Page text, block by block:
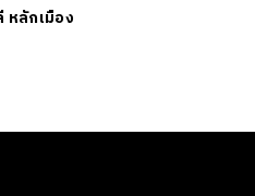
หลักเมือง